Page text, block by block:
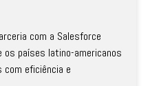
com a Salesforce
os países latino-americanos
eficiência e